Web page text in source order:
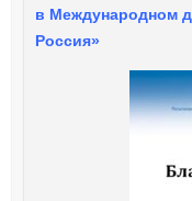
в Международном
Россия»